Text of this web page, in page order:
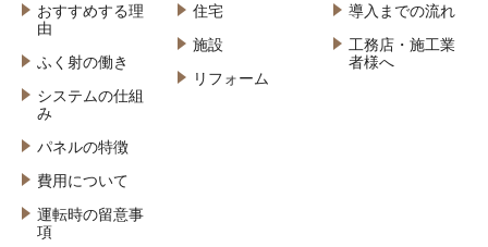
おすすめする理
由
ふく射の働き
システムの仕組
み
パネルの特徴
費用について
運転時の留意事
項
住宅
施設
リフォーム
導入までの流れ
工務店・施工業
者様へ